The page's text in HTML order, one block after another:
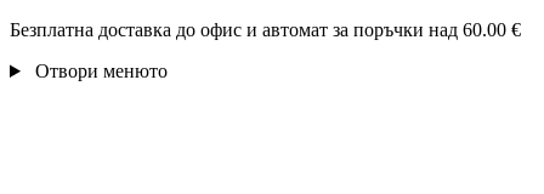
Безплатна доставка до офис и автомат за поръчки над 60.00 €
Отвори менюто